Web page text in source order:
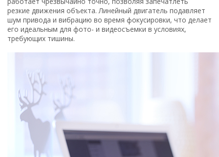
резкие движения объекта. Линейный двигатель подавляет
шум привода и вибрацию во время фокусировки, что делает
его идеальным для фото- и видеосъемки в условиях,
требующих тишины.